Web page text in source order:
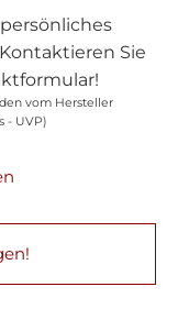
Sie
vom Hersteller
- UVP)